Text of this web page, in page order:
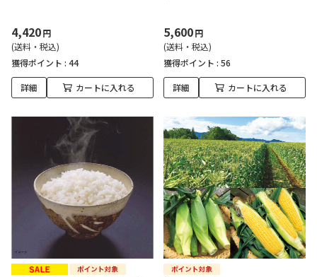
4,420円
(送料・税込)
獲得ポイント : 44
詳細 カートに入れる
5,600円
(送料・税込)
獲得ポイント : 56
詳細 カートに入れる